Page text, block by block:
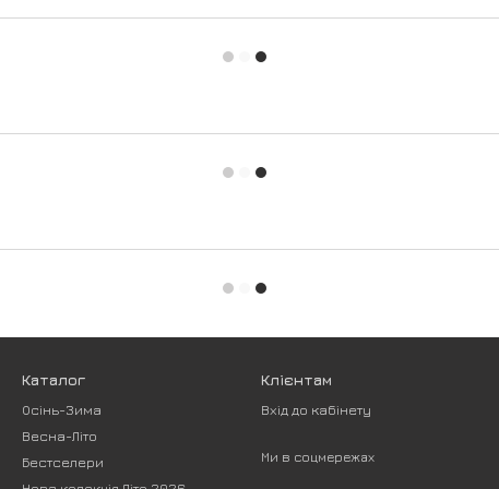
Каталог
Осінь-Зима
Весна-Літо
Бестселери
Клієнтам
Вхід до кабінету
Ми в соцмережах